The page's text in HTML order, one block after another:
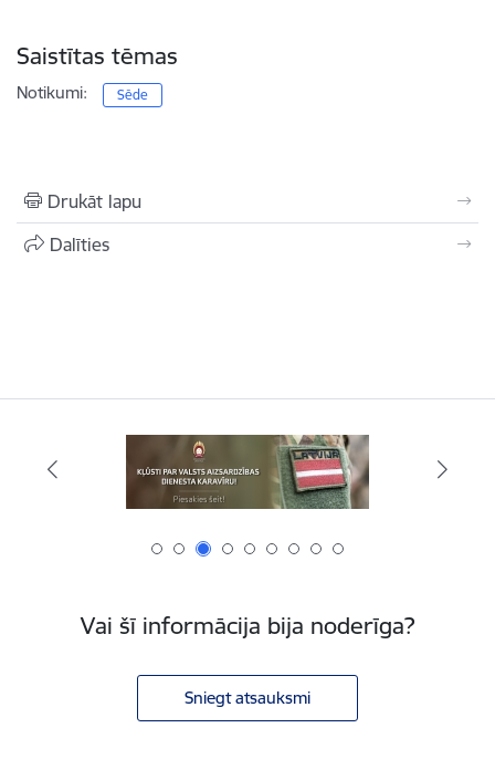
Saistītas tēmas
Notikumi: Sēde
Drukāt lapu
Dalīties
Vai šī informācija bija noderīga?
Sniegt atsauksmi